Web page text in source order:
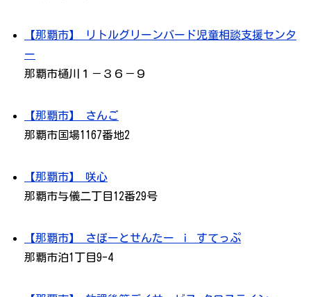
【那覇市】 リトルグリーンバード児童相談支援センタ
ー
那覇市樋川１－３６－９
【那覇市】 さんご
那覇市国場1167番地2
【那覇市】 咲心
那覇市与儀二丁目12番29号
【那覇市】 さぽーとせんたー ｉ すてっぷ
那覇市泊1丁目9-4